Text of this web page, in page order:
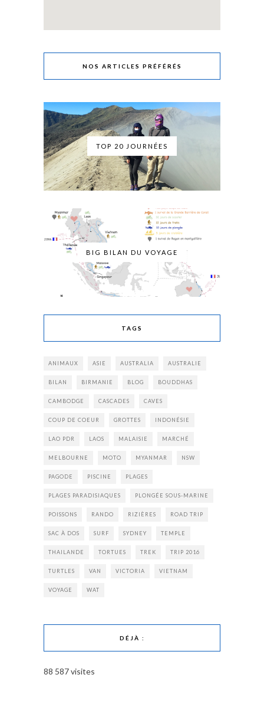
NOS ARTICLES PRÉFÉRÉS
TOP 20 JOURNÉES
BIG BILAN DU VOYAGE
TAGS
ANIMAUX ASIE AUSTRALIA AUSTRALIE
BILAN BIRMANIE BLOG BOUDDHAS
CAMBODGE CASCADES CAVES
COUP DE COEUR GROTTES INDONÉSIE
LAO PDR LAOS MALAISIE MARCHÉ
MELBOURNE MOTO MYANMAR NSW
PAGODE PISCINE PLAGES
PLAGES PARADISIAQUES PLONGÉE SOUS-MARINE
POISSONS RANDO RIZIÈRES ROAD TRIP
SAC À DOS SURF SYDNEY TEMPLE
THAILANDE TORTUES TREK TRIP 2016
TURTLES VAN VICTORIA VIETNAM
VOYAGE WAT
DÉJÀ :
88 587 visites